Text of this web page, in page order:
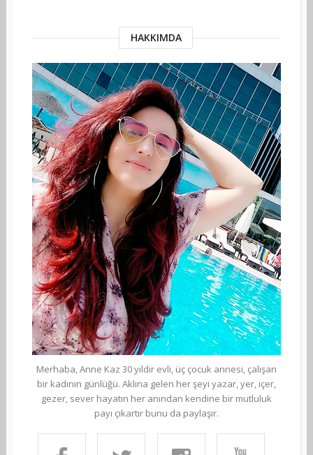
HAKKIMDA
Merhaba, Anne Kaz 30 yıldır evli, üç çocuk annesi, çalışan
bir kadının günlüğü. Aklına gelen her şeyi yazar, yer, içer,
gezer, sever hayatın her anından kendine bir mutluluk
payı çıkartır bunu da paylaşır.